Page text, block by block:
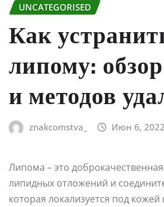
UNCATEGORISED
Как
липому:
и методов
znakcomstva_ Июн 6, 2022
Липома – это
липидных отложений и
которая локализуется под